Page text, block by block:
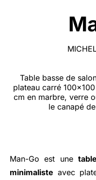
Table basse de
plateau carré
cm en marbre, verre
le canapé
Man-Go est une
minimaliste avec